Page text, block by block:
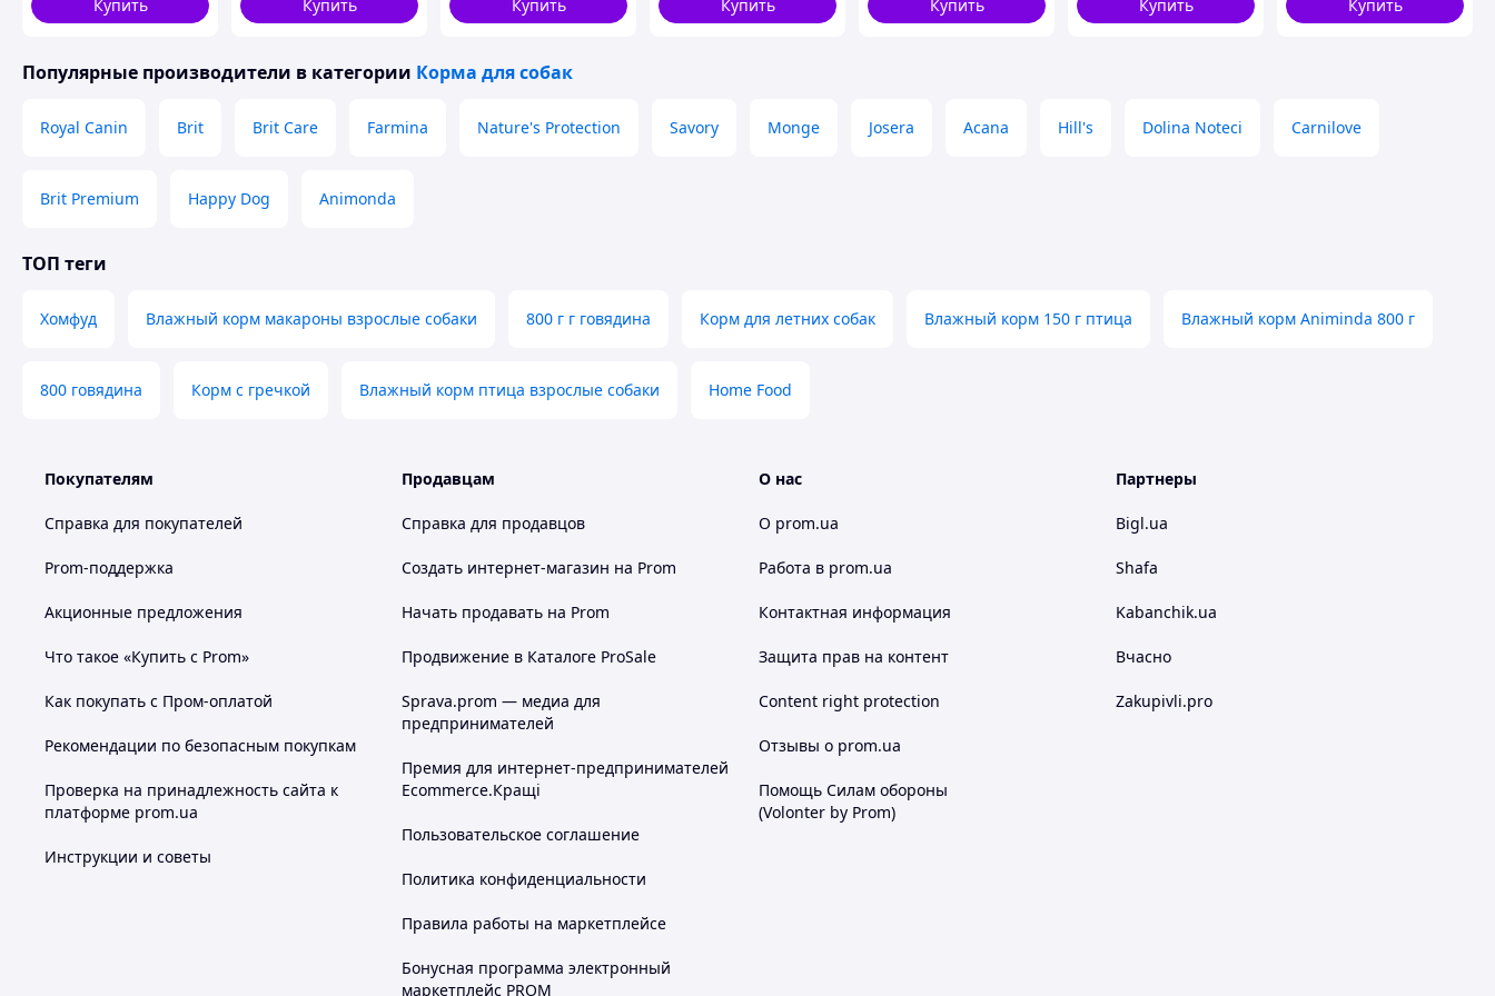
Купить
Купить
Купить
Купить
Купить
Доступный
Купить Купить
Популярные производители в категории Корма для собак
Royal Canin Brit Brit Care Farmina Nature's Protection Savory Monge Josera Acana Hill's Dolina Noteci Carnilove
Brit Premium Happy Dog Animonda
ТОП теги
Хомфуд Влажный корм макароны взрослые собаки 800 г г говядина Корм для летних собак Влажный корм 150 г птица Влажный корм Animinda 800 г
800 говядина Корм с гречкой Влажный корм птица взрослые собаки Home Food
Покупателям
Справка для покупателей
Prom-поддержка
Акционные предложения
Что такое «Купить с Prom»
Как покупать с Пром-оплатой
Рекомендации по безопасным покупкам
Проверка на принадлежность сайта к
платформе prom.ua
Инструкции и советы
Продавцам
Справка для продавцов
Создать интернет-магазин на Prom
Начать продавать на Prom
Продвижение в Каталоге ProSale
Sprava.prom — медиа для
предпринимателей
Премия для интернет-предпринимателей
Ecommerce.Кращі
Пользовательское соглашение
Политика конфиденциальности
Правила работы на маркетплейсе
Бонусная программа электронный
маркетплейс PROM
О нас
О prom.ua
Работа в prom.ua
Контактная информация
Защита прав на контент
Content right protection
Отзывы о prom.ua
Помощь Силам обороны
(Volonter by Prom)
Партнеры
Bigl.ua
Shafa
Kabanchik.ua
Вчасно
Zakupivli.pro